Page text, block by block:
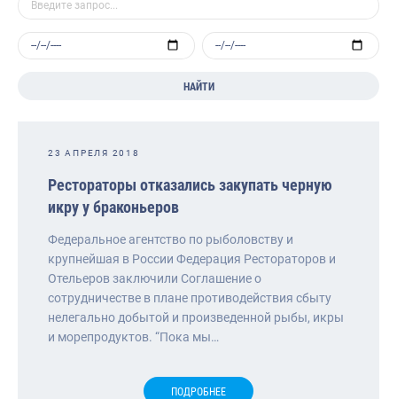
НАЙТИ
23 АПРЕЛЯ 2018
Рестораторы отказались закупать черную
икру у браконьеров
Федеральное агентство по рыболовству и
крупнейшая в России Федерация Рестораторов и
Отельеров заключили Соглашение о
сотрудничестве в плане противодействия сбыту
нелегально добытой и произведенной рыбы, икры
и морепродуктов. “Пока мы…
ПОДРОБНЕЕ